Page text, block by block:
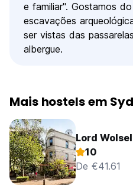
e familiar". Gostamos
escavações
ser vistas das
albergue.
Mais hostels em
Lord
10
De €41.61